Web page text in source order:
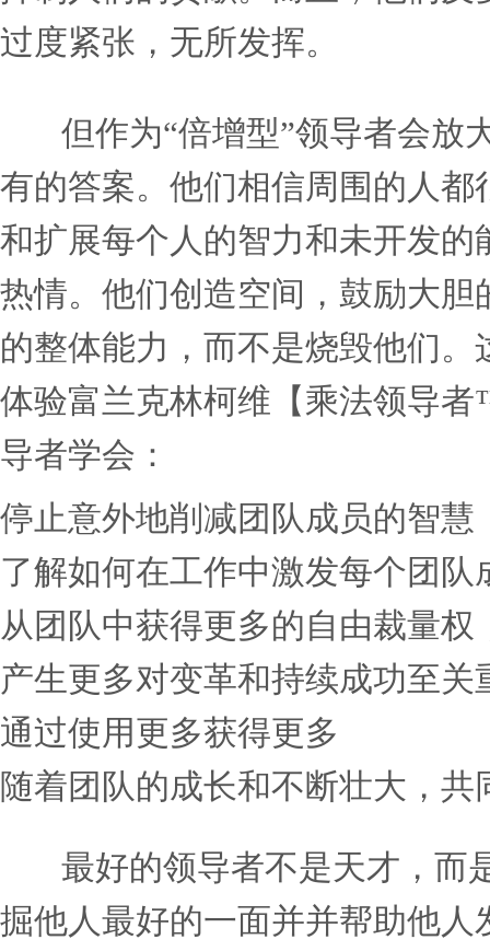
怀斯曼集团的首席执行官
想象一下，如果每个人在
有多大。有了这个解决方
参与。”
“递减型”领导者扼杀了周
力，他们会关闭他人的智
抑制人们的贡献。而且，
过度紧张，无所发挥。
但作为“倍增型”领导者会
有的答案。他们相信周围
和扩展每个人的智力和未
热情。他们创造空间，鼓
的整体能力，而不是烧毁